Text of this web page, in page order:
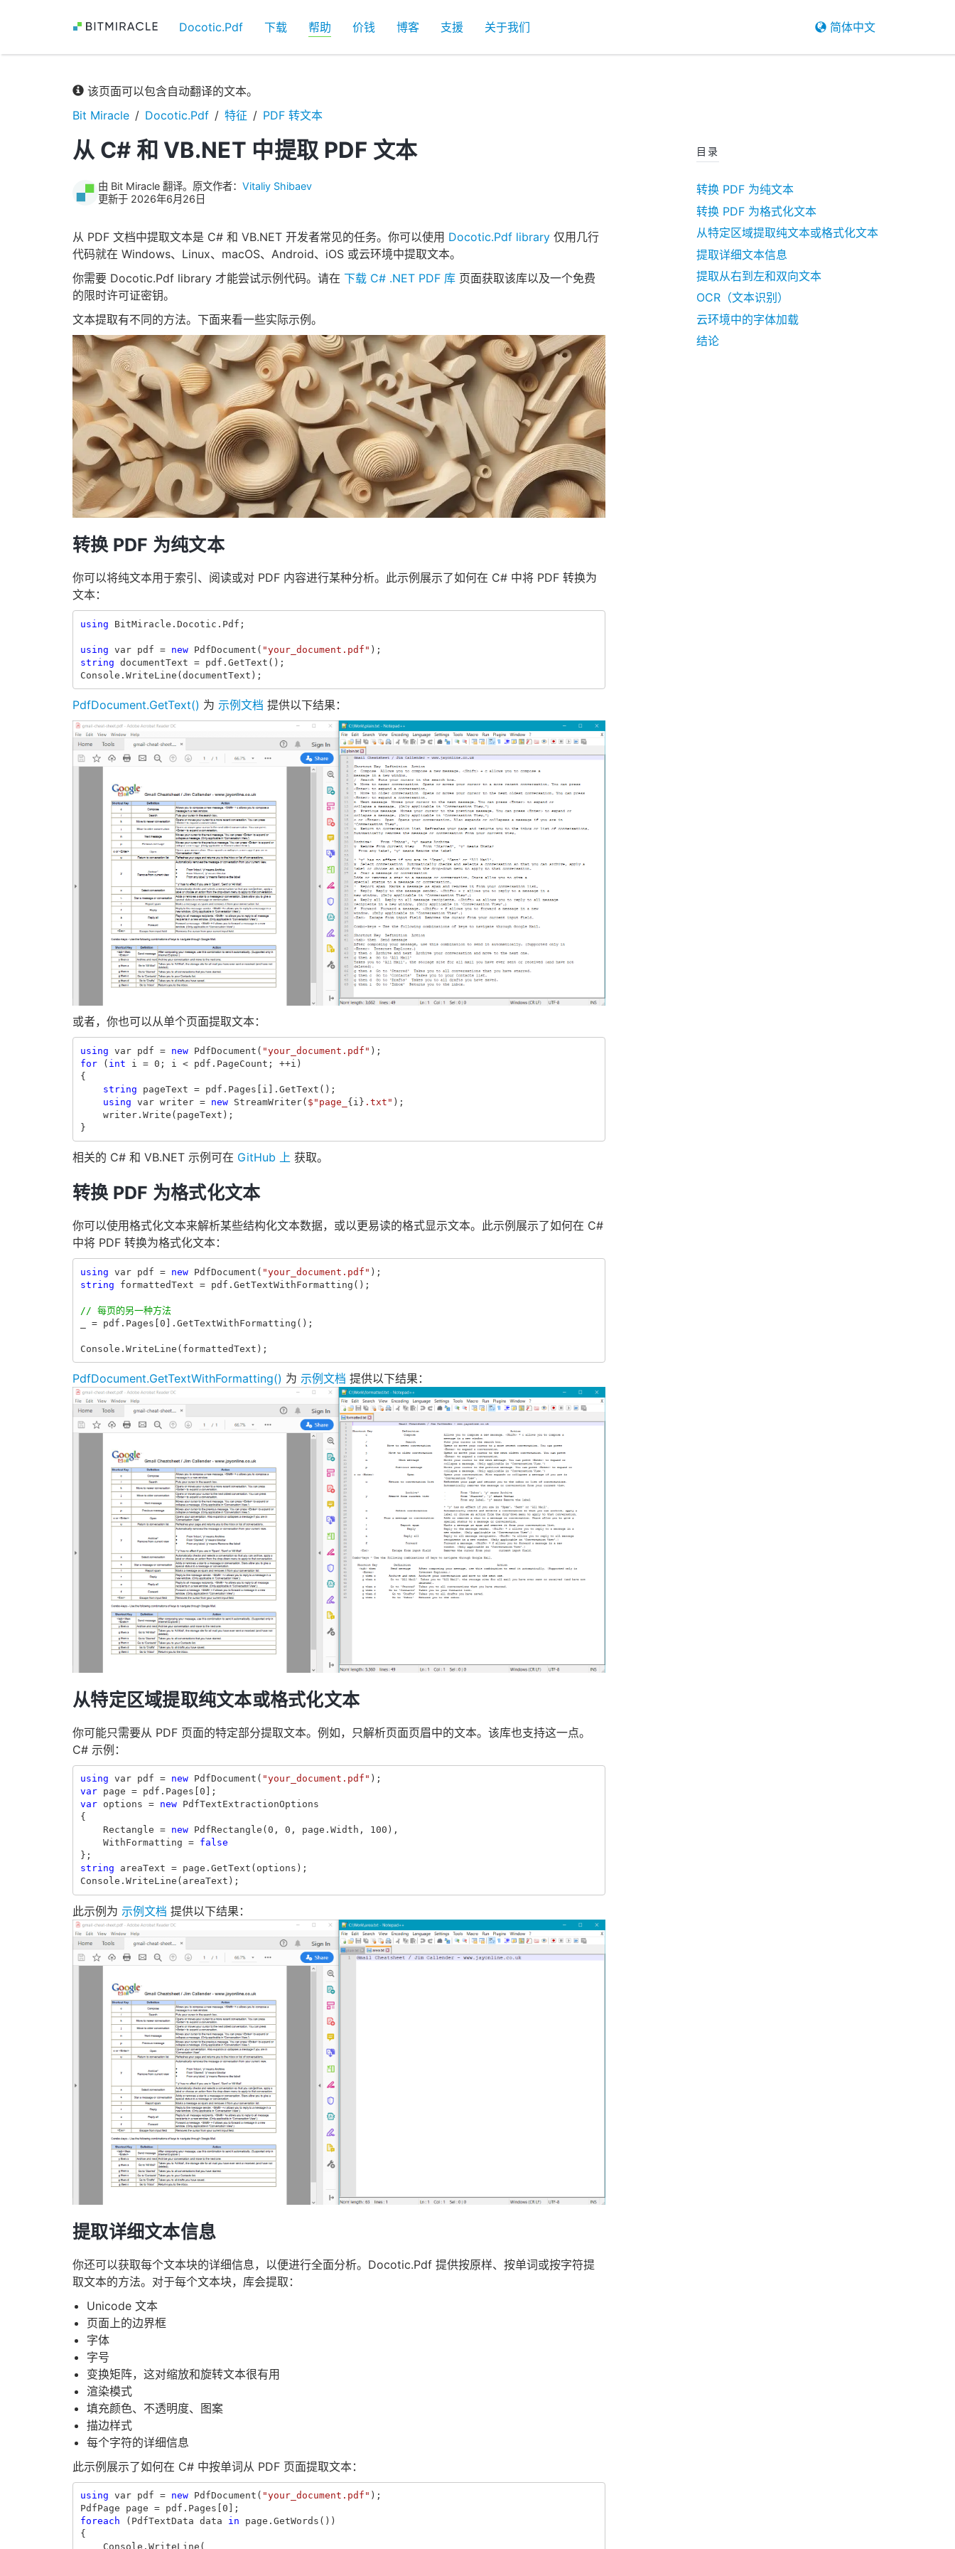
简体中文
Docotic.Pdf 下载 帮助 价钱 博客 支援 关于我们
该页面可以包含自动翻译的文本。
Bit Miracle
Docotic.Pdf 特征 PDF 转文本
从 C# 和 VB.NET 中提取 PDF 文本
由 Bit Miracle 翻译。原文作者： Vitaliy Shibaev
更新于 2026年6月26日
从 PDF 文档中提取文本是 C# 和 VB.NET 开发者常见的任务。你可以使用 Docotic.Pdf library 仅用几行
代码就在 Windows、Linux、macOS、Android、iOS 或云环境中提取文本。
你需要 Docotic.Pdf library 才能尝试示例代码。请在 下载 C# .NET PDF 库 页面获取该库以及一个免费
的限时许可证密钥。
文本提取有不同的方法。下面来看一些实际示例。
转换 PDF 为纯文本
你可以将纯文本用于索引、阅读或对 PDF 内容进行某种分析。此示例展示了如何在 C# 中将 PDF 转换为
文本：
using BitMiracle.Docotic.Pdf ;
using var pdf = new PdfDocument ( "your_document.pdf" );
string documentText = pdf . GetText ();
Console . WriteLine (documentText );
PdfDocument.GetText() 为 示例文档 提供以下结果：
或者，你也可以从单个页面提取文本：
using var pdf = new PdfDocument ( "your_document.pdf" );
for
( int i = 0 ; i < pdf . PageCount ; ++i )
{
string
pageText = pdf . Pages i ]. GetText ();
using var writer = new StreamWriter( $"page_ { i } .txt" );
writer. Write ( pageText );
}
相关的 C# 和 VB.NET 示例可在 GitHub 上 获取。
转换 PDF 为格式化文本
你可以使用格式化文本来解析某些结构化文本数据，或以更易读的格式显示文本。此示例展示了如何在 C#
中将 PDF 转换为格式化文本：
using var pdf = new PdfDocument ( "your_document.pdf" );
string
formattedText = pdf . GetTextWithFormatting ();
// 每页的另一种方法
= pdf . Pages 0 ]. GetTextWithFormatting ();
Console . WriteLine ( formattedText );
PdfDocument.GetTextWithFormatting() 为 示例文档 提供以下结果：
从特定区域提取纯文本或格式化文本
你可能只需要从 PDF 页面的特定部分提取文本。例如，只解析页面页眉中的文本。该库也支持这一点。
C# 示例：
using var pdf = new PdfDocument ( "your_document.pdf" );
var
page = pdf . Pages 0 ];
var
options = new
PdfTextExtractionOptions
{
Rectangle = new PdfRectangle ( 0 , 0 , page . Width , 100 ),
WithFormatting =
false
};
string
areaText = page . GetText ( options );
Console . WriteLine ( areaText );
此示例为 示例文档 提供以下结果：
提取详细文本信息
你还可以获取每个文本块的详细信息，以便进行全面分析。Docotic.Pdf 提供按原样、按单词或按字符提
取文本的方法。对于每个文本块，库会提取：
Unicode 文本
页面上的边界框
字体
字号
变换矩阵，这对缩放和旋转文本很有用
渲染模式
填充颜色、不透明度、图案
描边样式
每个字符的详细信息
此示例展示了如何在 C# 中按单词从 PDF 页面提取文本：
using var pdf = new PdfDocument ( "your_document.pdf" );
PdfPage
page = pdf . Pages 0 ];
foreach
( PdfTextData data in page . GetWords ())
{
Console . WriteLine (
目录
转换 PDF 为纯文本
转换 PDF 为格式化文本
从特定区域提取纯文本或格式化文本
提取详细文本信息
提取从右到左和双向文本
OCR（文本识别）
云环境中的字体加载
结论